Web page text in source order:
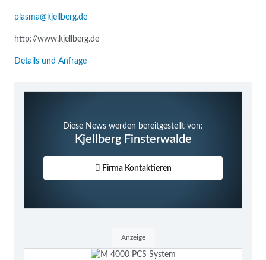
plasma@kjellberg.de
http://www.kjellberg.de
Details und Anfrage
Diese News werden bereitgestellt von:
Kjellberg Finsterwalde
Firma Kontaktieren
Anzeige